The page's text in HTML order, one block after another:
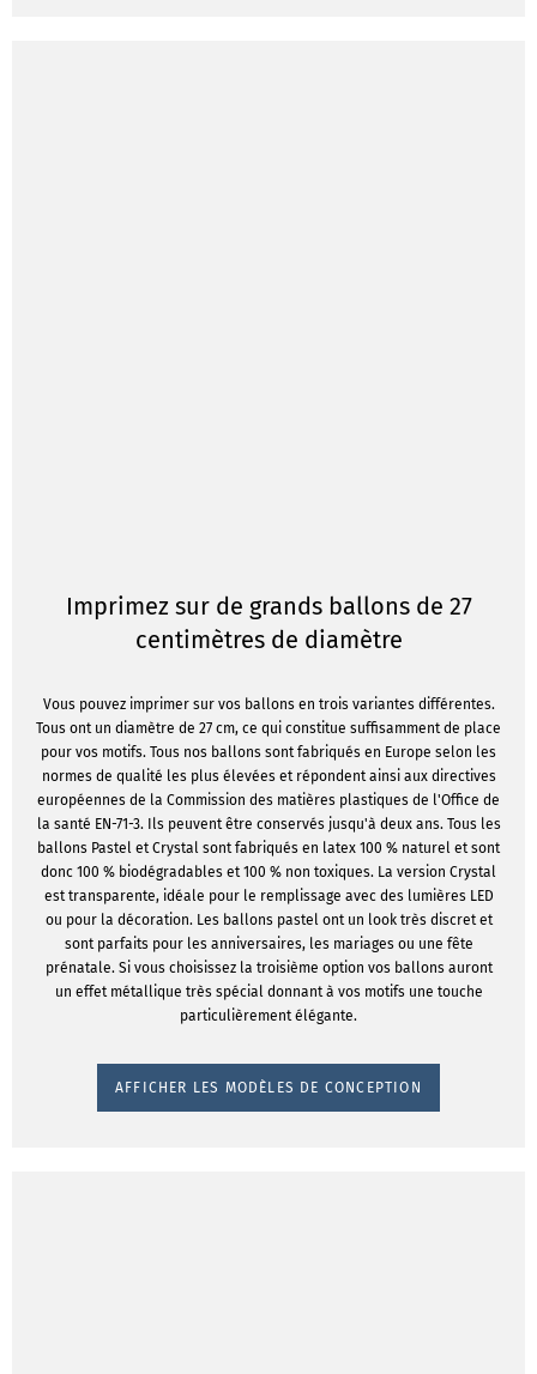
Imprimez sur de grands ballons de 27
centimètres de diamètre
Vous pouvez imprimer sur vos ballons en trois variantes différentes.
Tous ont un diamètre de 27 cm, ce qui constitue suffisamment de place
pour vos motifs. Tous nos ballons sont fabriqués en Europe selon les
normes de qualité les plus élevées et répondent ainsi aux directives
européennes de la Commission des matières plastiques de l'Office de
la santé EN-71-3. Ils peuvent être conservés jusqu'à deux ans. Tous les
ballons Pastel et Crystal sont fabriqués en latex 100 % naturel et sont
donc 100 % biodégradables et 100 % non toxiques. La version Crystal
est transparente, idéale pour le remplissage avec des lumières LED
ou pour la décoration. Les ballons pastel ont un look très discret et
sont parfaits pour les anniversaires, les mariages ou une fête
prénatale. Si vous choisissez la troisième option vos ballons auront
un effet métallique très spécial donnant à vos motifs une touche
particulièrement élégante.
AFFICHER LES MODÈLES DE CONCEPTION